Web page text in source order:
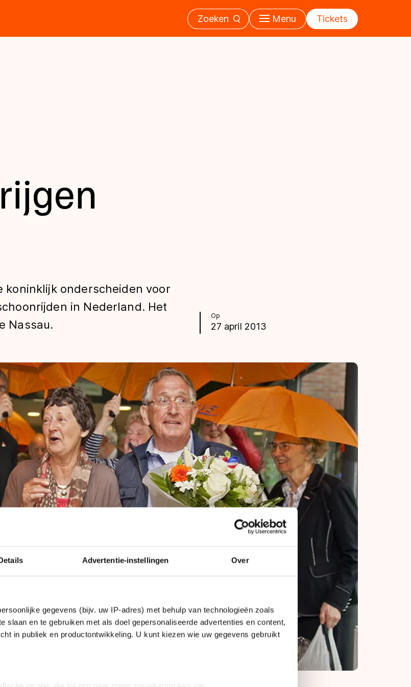
Advertentie-instellingen Over
gegevens (bijv. uw IP-adres) met behulp van technologieën zoals
slaan en te gebruiken met als doel gepersonaliseerde advertenties en content,
in publiek en productontwikkeling. U kunt kiezen wie uw gegevens gebruikt
Zoeken Menu Tickets
Op
27 april 2013
koninklijk onderscheiden voor
in Nederland. Het
Nassau.